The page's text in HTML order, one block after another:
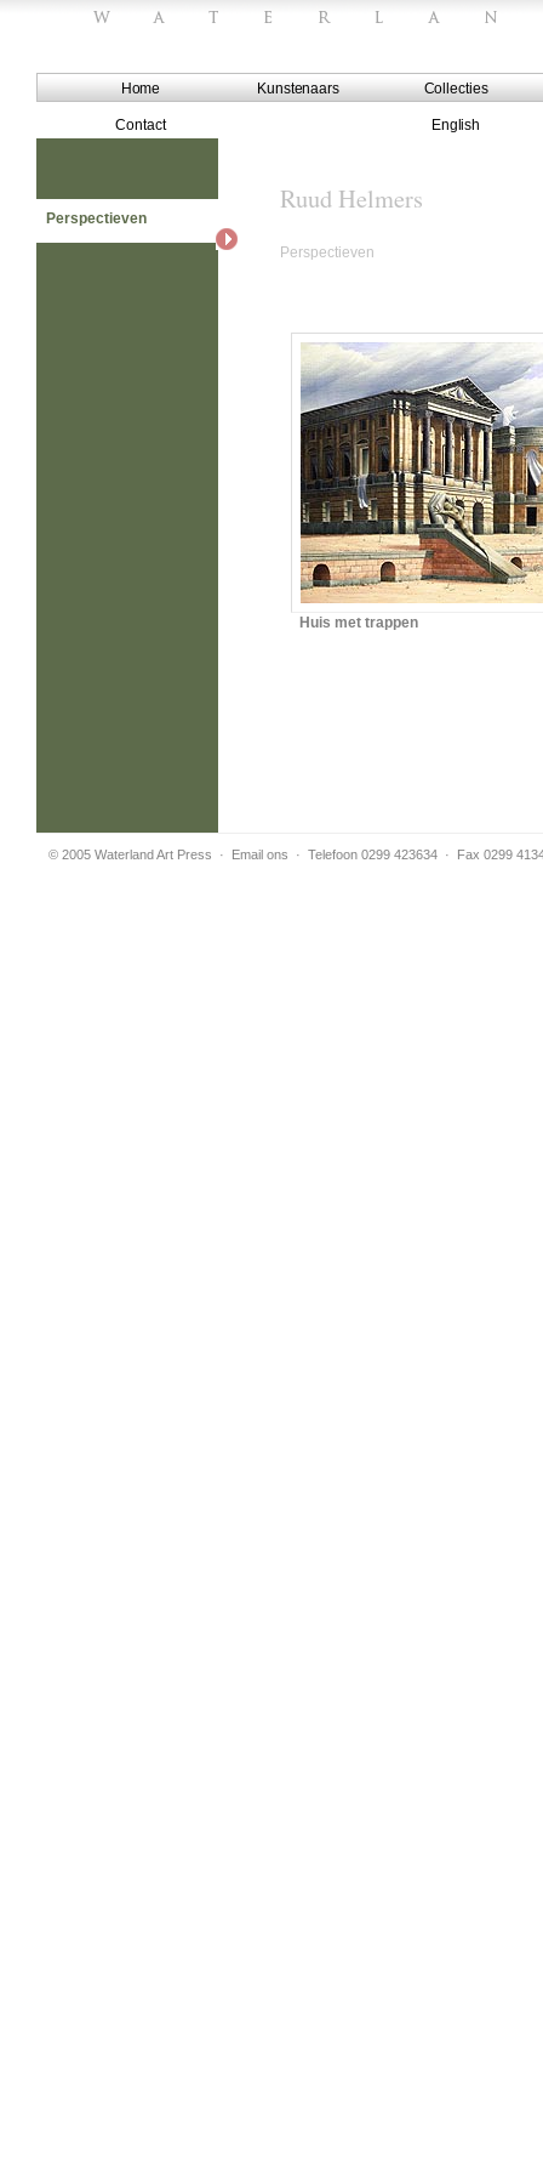
Home Kunstenaars Collecties
Contact English
Perspectieven
Ruud Helmers
Perspectieven
Huis met trappen
© 2005 Waterland Art Press · Email ons · Telefoon 0299 423634 · Fax 0299